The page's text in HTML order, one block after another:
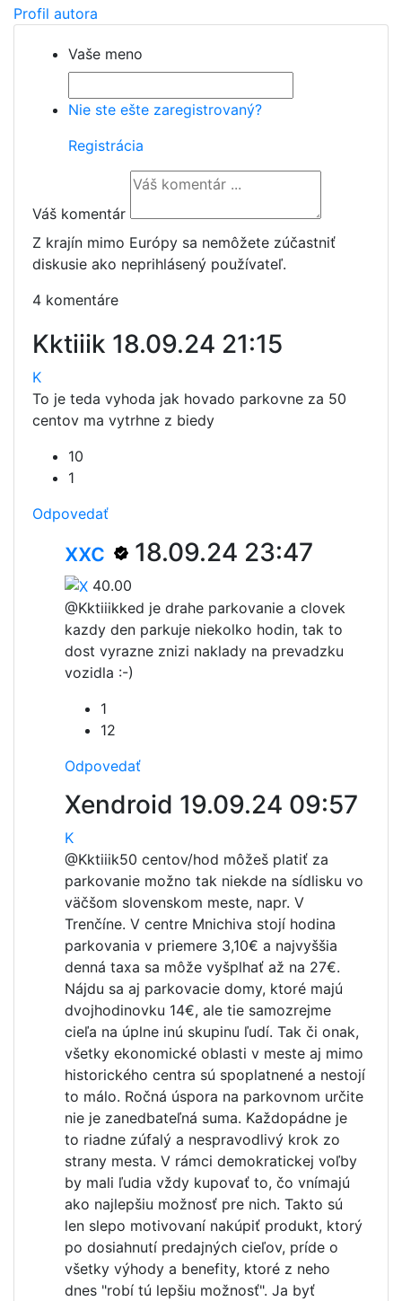
Profil autora
Vaše meno
Nie ste ešte zaregistrovaný?
Registrácia
Váš komentár
Z krajín mimo Európy sa nemôžete zúčastniť
diskusie ako neprihlásený používateľ.
4 komentáre
Kktiiik 18.09.24 21:15
K
To je teda vyhoda jak hovado parkovne za 50
centov ma vytrhne z biedy
10
1
Odpovedať
xxc 18.09.24 23:47
40.00
@Kktiiikked je drahe parkovanie a clovek
kazdy den parkuje niekolko hodin, tak to
dost vyrazne znizi naklady na prevadzku
vozidla :-)
1
12
Odpovedať
Xendroid 19.09.24 09:57
K
@Kktiiik50 centov/hod môžeš platiť za
parkovanie možno tak niekde na sídlisku vo
väčšom slovenskom meste, napr. V
Trenčíne. V centre Mnichiva stojí hodina
parkovania v priemere 3,10€ a najvyššia
denná taxa sa môže vyšplhať až na 27€.
Nájdu sa aj parkovacie domy, ktoré majú
dvojhodinovku 14€, ale tie samozrejme
cieľa na úplne inú skupinu ľudí. Tak či onak,
všetky ekonomické oblasti v meste aj mimo
historického centra sú spoplatnené a nestojí
to málo. Ročná úspora na parkovnom určite
nie je zanedbateľná suma. Každopádne je
to riadne zúfalý a nespravodlivý krok zo
strany mesta. V rámci demokratickej voľby
by mali ľudia vždy kupovať to, čo vnímajú
ako najlepšiu možnosť pre nich. Takto sú
len slepo motivovaní nakúpiť produkt, ktorý
po dosiahnutí predajných cieľov, príde o
všetky výhody a benefity, ktoré z neho
dnes "robí tú lepšiu možnosť". Ja byť